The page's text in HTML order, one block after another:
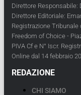
Direttore Responsabile:
Direttore Editoriale:
Registrazione Tribunale
Freedom of Choice -
PIVA Cf e N° Iscr.
Online dal 14 febbraio
REDAZIONE
CHI SIAMO